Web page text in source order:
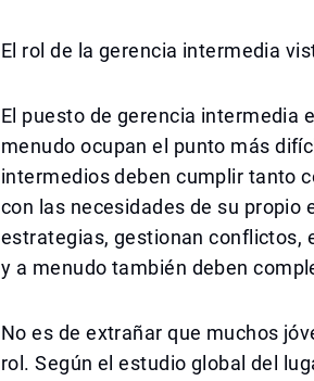
El rol de la gerencia intermedia
El puesto de gerencia intermedia
menudo ocupan el punto más
intermedios deben cumplir tanto
con las necesidades de su propio
estrategias, gestionan conflictos,
y a menudo también deben
No es de extrañar que muchos
rol. Según el estudio global del